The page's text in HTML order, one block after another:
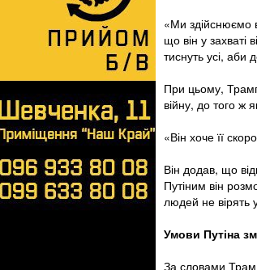
«Ми здійснюємо
що він у захваті
тиснуть усі, аби
При цьому,
війну, до того ж
«Він хоче її
Він додав, що
Путіним він
людей не вірять
Умови Путіна
За словами